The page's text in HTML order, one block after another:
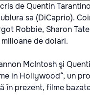
de Quentin
sa (DiCaprio).
Robbie, Sharon
de dolari.
McIntosh şi
in Hollywood“, un
în prezent, filme